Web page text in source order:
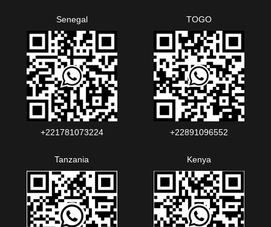
Senegal
+221781073224‬‬
TOGO
+22891096552‬‬‬‬
Tanzania Kenya